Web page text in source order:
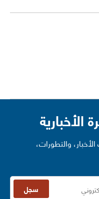
والتطورات،
سجل